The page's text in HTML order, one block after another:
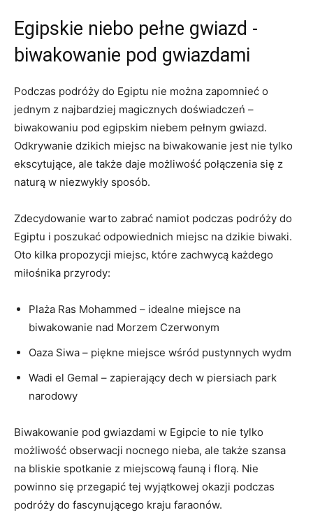
Egipskie⁤ niebo pełne gwiazd ‍-
biwakowanie pod gwiazdami
Podczas podróży do Egiptu nie ⁣można zapomnieć⁢ o
jednym ⁣z najbardziej magicznych doświadczeń –
biwakowaniu pod egipskim niebem​ pełnym ⁢gwiazd.
Odkrywanie dzikich miejsc na biwakowanie jest nie tylko
ekscytujące, ale także⁢ daje możliwość‍ połączenia się z
⁢naturą w niezwykły sposób.⁤
Zdecydowanie warto zabrać namiot podczas‍ podróży do
‍Egiptu ⁢i poszukać ‌odpowiednich miejsc ​na ‍dzikie biwaki.
Oto kilka propozycji miejsc, które ‍zachwycą każdego
miłośnika przyrody:
Plaża Ras​ Mohammed – idealne ‍miejsce na
biwakowanie nad Morzem Czerwonym
Oaza Siwa – piękne​ miejsce wśród pustynnych wydm
Wadi⁤ el⁢ Gemal – zapierający dech‍ w ⁣piersiach park
narodowy
Biwakowanie pod gwiazdami w Egipcie to nie tylko‍
możliwość obserwacji nocnego ‍nieba, ale także szansa
na bliskie spotkanie z miejscową fauną i florą. Nie
powinno się przegapić ​tej wyjątkowej okazji podczas
podróży do fascynującego kraju faraonów.